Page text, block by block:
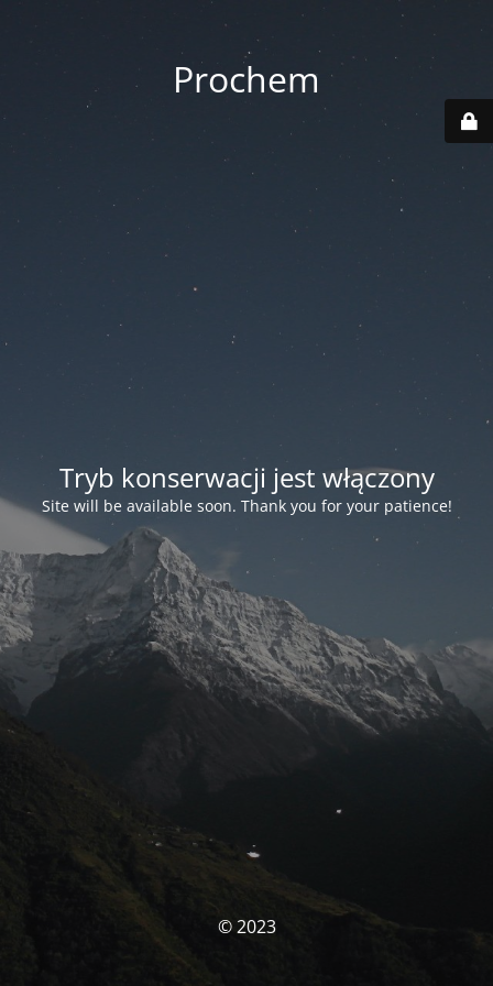
Prochem
Tryb konserwacji jest włączony
Site will be available soon. Thank you for your patience!
© 2023